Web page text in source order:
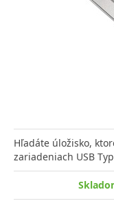
Hľadáte úložisko,
zariadeniach USB